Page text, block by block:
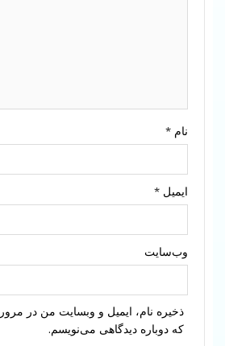
نام *
ایمیل *
وب‌سایت
ذخیره نام، ایمیل و وبسایت من در
که دوباره دیدگاهی می‌نویسم.